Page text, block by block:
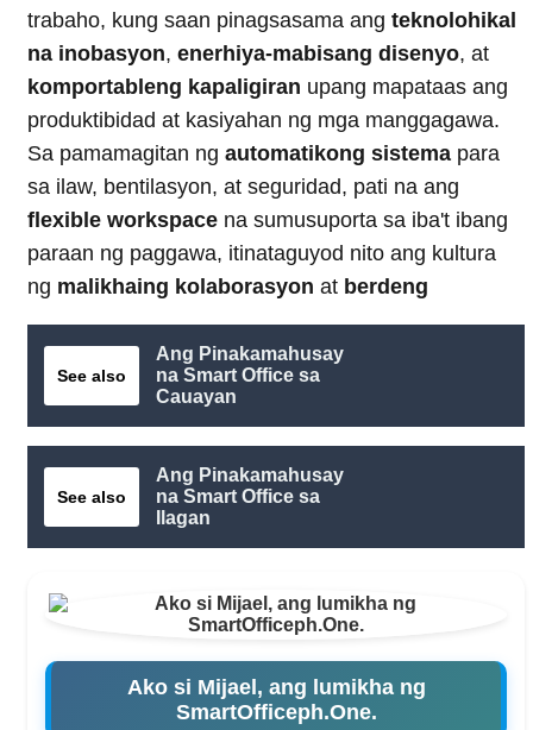
trabaho, kung saan pinagsasama ang teknolohikal
na inobasyon, enerhiya-mabisang disenyo, at
komportableng kapaligiran upang mapataas ang
produktibidad at kasiyahan ng mga manggagawa.
Sa pamamagitan ng automatikong sistema para
sa ilaw, bentilasyon, at seguridad, pati na ang
flexible workspace na sumusuporta sa iba't ibang
paraan ng paggawa, itinataguyod nito ang kultura
ng malikhaing kolaborasyon at berdeng
See also
Ang Pinakamahusay
na Smart Office sa
Cauayan
See also
Ang Pinakamahusay
na Smart Office sa
Ilagan
Ako si Mijael, ang lumikha ng
SmartOfficeph.One.